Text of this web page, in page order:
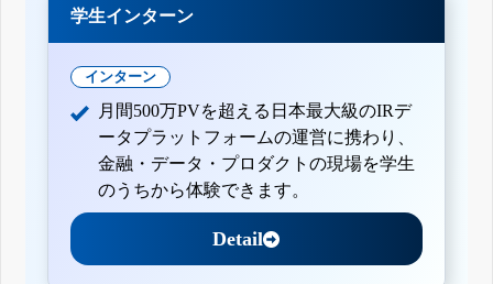
学生インターン
インターン
月間500万PVを超える日本最大級のIRデ
ータプラットフォームの運営に携わり、
金融・データ・プロダクトの現場を学生
のうちから体験できます。
Detail